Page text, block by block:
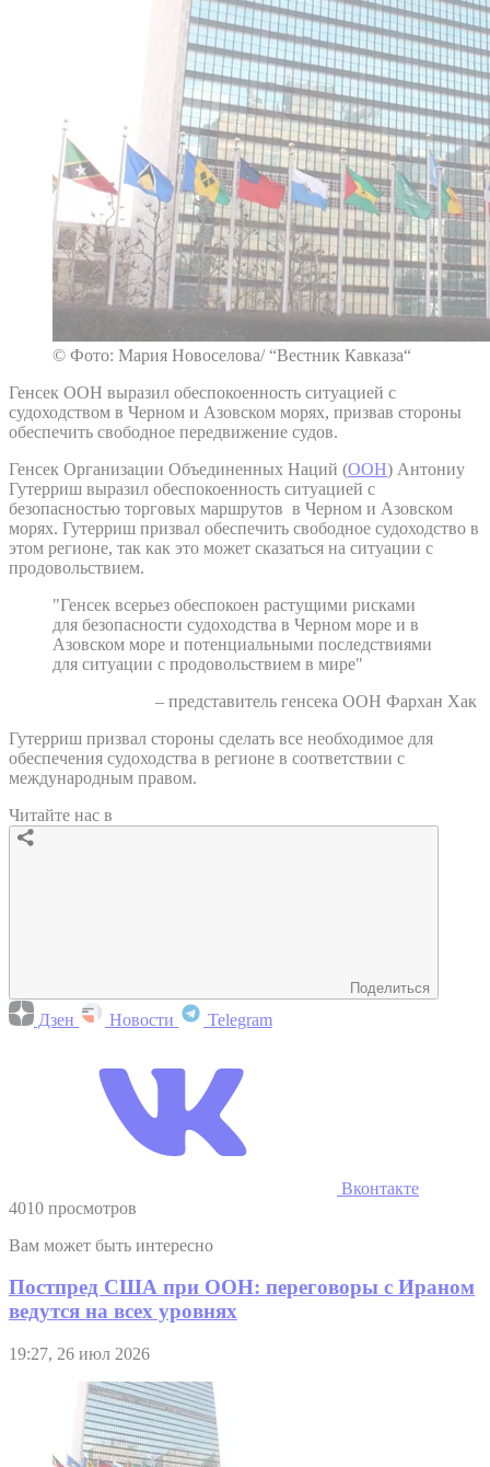
© Фото: Мария Новоселова/ “Вестник Кавказа“
Генсек ООН выразил обеспокоенность ситуацией с
судоходством в Черном и Азовском морях, призвав стороны
обеспечить свободное передвижение судов.
Генсек Организации Объединенных Наций (ООН) Антониу
Гутерриш выразил обеспокоенность ситуацией с
безопасностью торговых маршрутов в Черном и Азовском
морях. Гутерриш призвал обеспечить свободное судоходство в
этом регионе, так как это может сказаться на ситуации с
продовольствием.
"Генсек всерьез обеспокоен растущими рисками
для безопасности судоходства в Черном море и в
Азовском море и потенциальными последствиями
для ситуации с продовольствием в мире"
– представитель генсека ООН Фархан Хак
Гутерриш призвал стороны сделать все необходимое для
обеспечения судоходства в регионе в соответствии с
международным правом.
Читайте нас в
Поделиться
Дзен Новости Telegram
Вконтакте
4010 просмотров
Вам может быть интересно
Постпред США при ООН: переговоры с Ираном
ведутся на всех уровнях
19:27, 26 июл 2026